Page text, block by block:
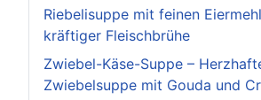
Riebelisuppe mit feinen
kräftiger Fleischbrühe
Zwiebel-Käse-Suppe –
Zwiebelsuppe mit Gouda und